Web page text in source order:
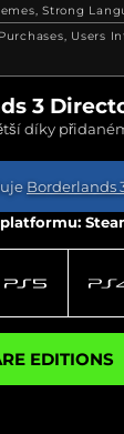
Strong
Users
3
díky
Borderlands
EDITIONS